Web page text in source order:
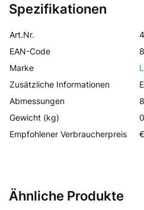
Spezifikationen
Art.Nr.
EAN-Code
Marke
Zusätzliche Informationen
Abmessungen
Gewicht (kg)
Empfohlener Verbraucherpreis
Ähnliche Produkte